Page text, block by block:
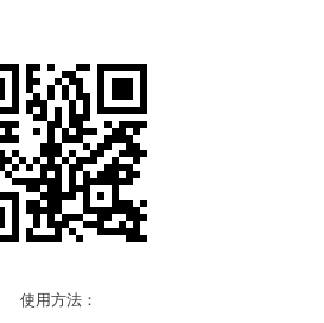
使用方法：